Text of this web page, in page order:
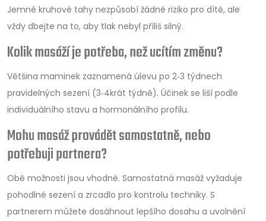
Jemné kruhové tahy nezpůsobí žádné riziko pro dítě, ale
vždy dbejte na to, aby tlak nebyl příliš silný.
Kolik masáží je potřeba, než ucítím změnu?
Většina maminek zaznamená úlevu po 2‑3 týdnech
pravidelných sezení (3‑4krát týdně). Účinek se liší podle
individuálního stavu a hormonálního profilu.
Mohu masáž provádět samostatně, nebo
potřebuji partnera?
Obě možnosti jsou vhodné. Samostatná masáž vyžaduje
pohodlné sezení a zrcadlo pro kontrolu techniky. S
partnerem můžete dosáhnout lepšího dosahu a uvolnění